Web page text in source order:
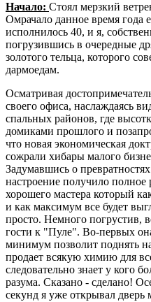
Начало: Стоял мерзкий
Омрачало данное время года
исполнилось 40, и я,
погрузившись в очередные
золотого тельца, которого
дармоедам.
Осматривая
своего офиса, наслаждаясь
спальных районов, где
домиками прошлого и
что новая экономическая
сожрали хибары малого
Задумавшись о
настроение получило полное
хорошего мастера который
и как максимум все будет
просто. Немного погрустив,
гости к "Пуле". Во-первых
минимум позволит поднять
продает всякую химию для
следовательно знает у кого
разума. Сказано - сделано!
секунд я уже открывал дверь